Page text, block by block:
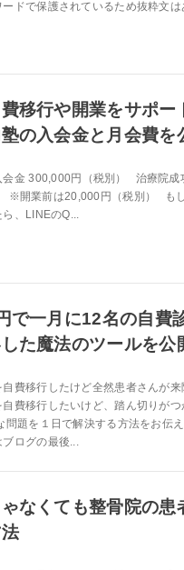
ードで保護されているため抜粋文は
移行や開業をサポー
の入会金と月会費を
会金 300,000円（税別） 治療院成
※開業前は20,000円（税別） も
、LINEのQ...
で一月に12名の自費
た魔法のツールを公
自費移行したけど全然患者さんが来
自費移行したいけど、踏ん切りが
問題を１日で解決する方法をお伝
ログの最後...
なくても整骨院の患